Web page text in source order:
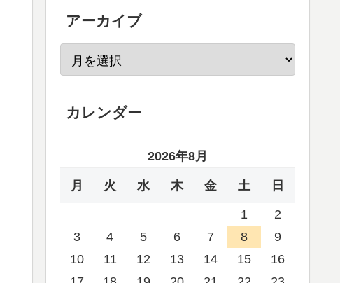
アーカイブ
カレンダー
2026年8月
月 火 水 木 金 土 日
1
2
3
4 5 6 7 8
9
10
11 12 13 14 15
16